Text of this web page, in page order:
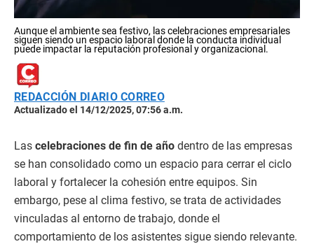
Aunque el ambiente sea festivo, las celebraciones empresariales
siguen siendo un espacio laboral donde la conducta individual
puede impactar la reputación profesional y organizacional.
REDACCIÓN DIARIO CORREO
Actualizado el 14/12/2025, 07:56 a.m.
Las celebraciones de fin de año dentro de las empresas
se han consolidado como un espacio para cerrar el ciclo
laboral y fortalecer la cohesión entre equipos. Sin
embargo, pese al clima festivo, se trata de actividades
vinculadas al entorno de trabajo, donde el
comportamiento de los asistentes sigue siendo relevante.